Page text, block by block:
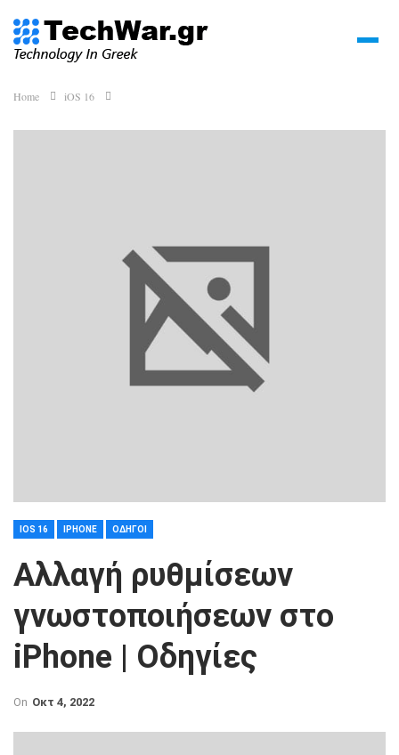
Home iOS 16
IOS 16 IPHONE ΟΔΗΓΟΊ
Αλλαγή ρυθμίσεων
γνωστοποιήσεων στο
iPhone | Οδηγίες
On Οκτ 4, 2022